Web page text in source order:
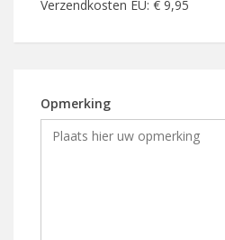
Verzendkosten EU: € 9,95
Opmerking